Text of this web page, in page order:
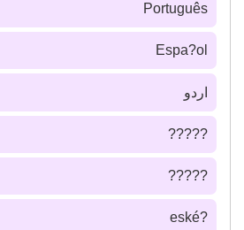
Português
Espa?ol
اردو
?????
?????
?eské